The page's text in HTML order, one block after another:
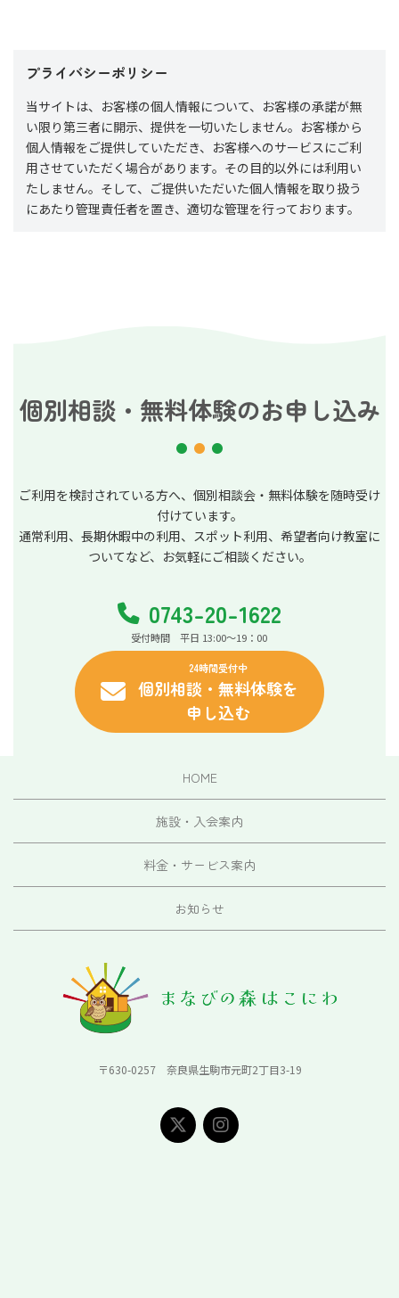
プライバシーポリシー
当サイトは、お客様の個人情報について、お客様の承諾が無
い限り第三者に開示、提供を一切いたしません。お客様から
個人情報をご提供していただき、お客様へのサービスにご利
用させていただく場合があります。その目的以外には利用い
たしません。そして、ご提供いただいた個人情報を取り扱う
にあたり管理責任者を置き、適切な管理を行っております。
個別相談・無料体験のお申し込み
ご利用を検討されている方へ、個別相談会・無料体験を随時受け
付けています。
通常利用、長期休暇中の利用、スポット利用、希望者向け教室に
ついてなど、お気軽にご相談ください。
0743-20-1622
受付時間 平日 13:00～19：00
個別相談・無料体験を
申し込む
24時間受付中
HOME
施設・入会案内
料金・サービス案内
お知らせ
〒630-0257 奈良県生駒市元町2丁目3-19